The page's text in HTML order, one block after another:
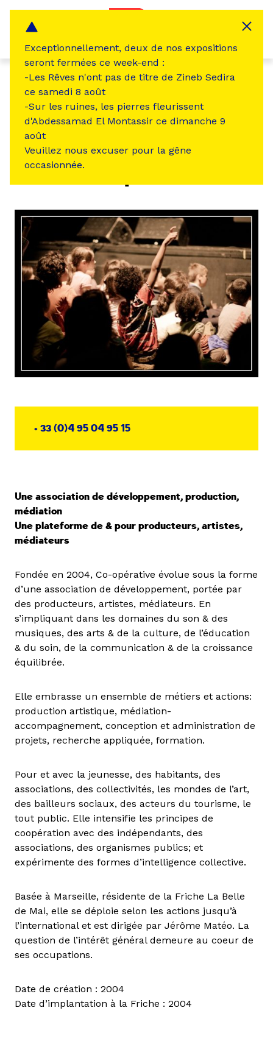
←Revenir à la liste des Frichistes
FRICHISTE ARTS VISUELS
MUSIQUE
Co_opérative
+ 33 (0)4 95 04 95 15
Une association de développement, production,
médiation
Une plateforme de & pour producteurs, artistes,
médiateurs
Fondée en 2004, Co-opérative évolue sous la forme
d’une association de développement, portée par
des producteurs, artistes, médiateurs. En
s’impliquant dans les domaines du son & des
musiques, des arts & de la culture, de l’éducation
& du soin, de la communication & de la croissance
équilibrée.
Elle embrasse un ensemble de métiers et actions:
production artistique, médiation-
accompagnement, conception et administration de
projets, recherche appliquée, formation.
Pour et avec la jeunesse, des habitants, des
associations, des collectivités, les mondes de l’art,
des bailleurs sociaux, des acteurs du tourisme, le
tout public. Elle intensifie les principes de
coopération avec des indépendants, des
associations, des organismes publics; et
expérimente des formes d’intelligence collective.
Basée à Marseille, résidente de la Friche La Belle
de Mai, elle se déploie selon les actions jusqu’à
l’international et est dirigée par Jérôme Matéo. La
question de l’intérêt général demeure au coeur de
ses occupations.
Date de création : 2004
Date d’implantation à la Friche : 2004
Exceptionnellement, deux de nos expositions
seront fermées ce week-end :
-Les Rêves n'ont pas de titre de Zineb Sedira
ce samedi 8 août
-Sur les ruines, les pierres fleurissent
d'Abdessamad El Montassir ce dimanche 9
août
Veuillez nous excuser pour la gêne
occasionnée.
Panneau de gestion des cookies